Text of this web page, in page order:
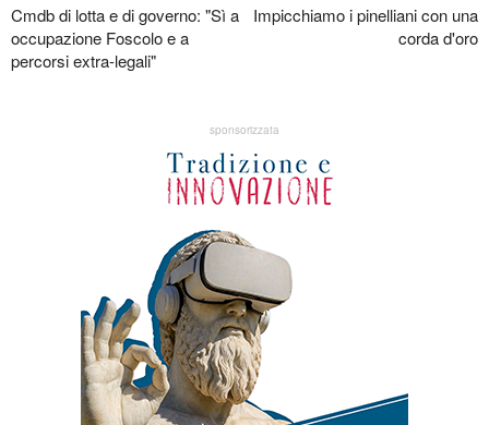
Cmdb di lotta e di governo: "Sì a
occupazione Foscolo e a
percorsi extra-legali"
Impicchiamo i pinelliani con una
corda d'oro
sponsorizzata